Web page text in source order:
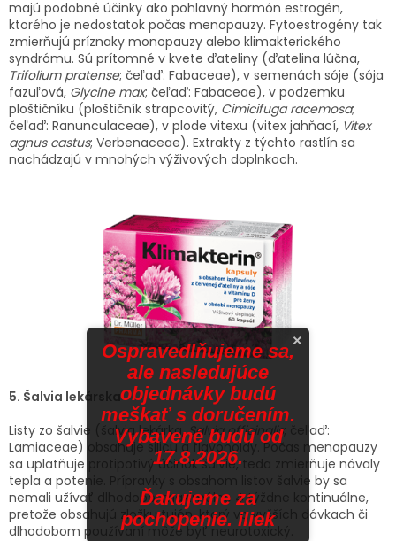
majú podobné účinky ako pohlavný hormón estrogén,
ktorého je nedostatok počas menopauzy. Fytoestrogény tak
zmierňujú príznaky monopauzy alebo klimakterického
syndrómu. Sú prítomné v kvete ďateliny (ďatelina lúčna,
Trifolium pratense; čeľaď: Fabaceae), v semenách sóje (sója
fazuľová, Glycine max; čeľaď: Fabaceae), v podzemku
ploštičníku (ploštičník strapcovitý, Cimicifuga racemosa;
čeľaď: Ranunculaceae), v plode vitexu (vitex jahňací, Vitex
agnus castus; Verbenaceae). Extrakty z týchto rastlín sa
nachádzajú v mnohých výživových doplnkoch.
5. Šalvia lekárska
Listy zo šalvie (šalvia lekárka,Salvia officinalis ; čeľaď:
Lamiaceae) obsahuje silicu a flavonoidy. Počas menopauzy
sa uplatňuje protipotivý účinok šalvie, teda zmierňuje návaly
tepla a potenie. Prípravky s obsahom listov šalvie by sa
nemali užívať dlhodobo, maximálne 4 týždne kontinuálne,
pretože obsahujú zložku tujón, ktorý vo vyšších dávkach či
dlhodobom používaní môže byť neurotoxický.
×
Ospravedlňujeme sa,
ale nasledujúce
objednávky budú
meškať s doručením.
Vybavené budú od
17.8.2026.
Ďakujeme za
pochopenie. iliek